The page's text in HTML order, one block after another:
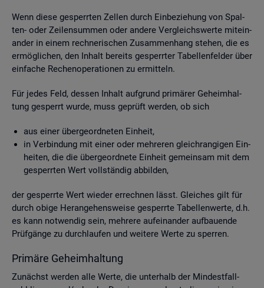
Wenn diese ge­sperr­ten Zel­len durch Ein­be­zie­hung von Spal­
ten- oder Zei­len­sum­men oder an­de­re Ver­gleichs­wer­te mit­ein­
an­der in einem rech­ne­ri­schen Zu­sam­men­hang ste­hen, die es
er­mög­li­chen, den In­halt be­reits ge­sperr­ter Ta­bel­len­fel­der über
ein­fa­che Re­chen­ope­ra­tio­nen zu er­mit­teln.
Für jedes Feld, des­sen In­halt auf­grund pri­mä­rer Ge­heim­hal­
tung ge­sperrt wurde, muss ge­prüft wer­den, ob sich
aus einer über­ge­ord­ne­ten Ein­heit,
in Ver­bin­dung mit einer oder meh­re­ren gleich­ran­gi­gen Ein­
hei­ten, die die über­ge­ord­ne­te Ein­heit ge­mein­sam mit dem
ge­sperr­ten Wert voll­stän­dig ab­bil­den,
der ge­sperr­te Wert wie­der er­rech­nen lässt. Glei­ches gilt für
durch obige Her­an­ge­hens­wei­se ge­sperr­te Ta­bel­len­wer­te, d.h.
es kann not­wen­dig sein, meh­re­re auf­ein­an­der auf­bau­en­de
Prüf­gän­ge zu durch­lau­fen und wei­te­re Werte zu sper­ren.
Pri­mä­re Ge­heim­hal­tung
Zu­nächst wer­den alle Werte, die un­ter­halb der Min­dest­fall­